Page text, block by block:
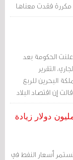
مكررة فقدت معناها
الحكومة بعد
الجاري، التقرير
البحرين للربع
من العام 2023، وقالت إن اقتصاد البلاد
%.
القابضة تحصّلت على مليار و700 مليون دولار زيادة
أسعار النفط في